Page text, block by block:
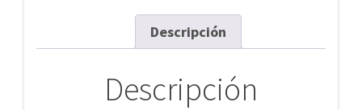
Descripción
Descripción